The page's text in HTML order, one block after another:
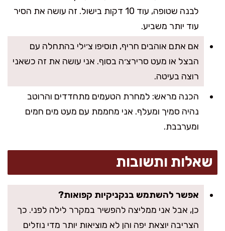
לבנה שטופה, עוד 10 דקות בישול. זה עושה את הסיר
עוד יותר משביע.
אם אתם אוהבים חריף, תוסיפו צ׳ילי בהתחלה עם
הבצל או מעט סרירצ׳ה בסוף. אני עושה את זה כשאני
רוצה בעיטה.
הכנה מראש: למחרת הטעמים מתחדדים והרוטב
נהיה סמיך ומעלף. אני מחממת עם מעט מים חמים
ומערבבת.
שאלות ותשובות
אפשר להשתמש בנקניקיות קפואות?
כן, אבל אני ממליצה להפשיר במקרר לילה לפני. כך
הצריבה יוצאת יפה והן לא מוציאות יותר מדי נוזלים